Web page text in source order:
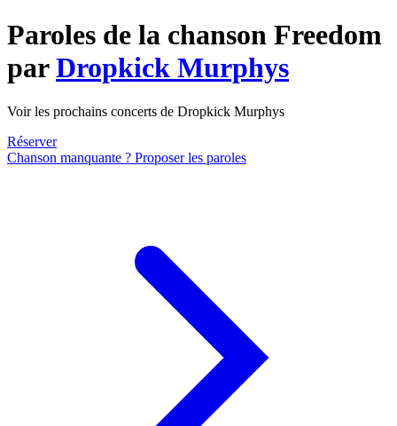
Paroles de la chanson Freedom
parDropkick Murphys
Voir les prochains concerts de Dropkick Murphys
Réserver
Chanson manquante ? Proposer les paroles